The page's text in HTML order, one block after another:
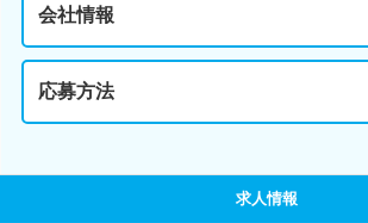
会社情報
応募方法
求人情報